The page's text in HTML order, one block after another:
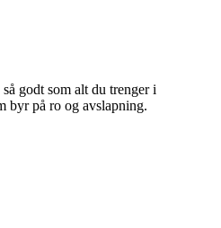
godt som alt du trenger i
byr på ro og avslapning.